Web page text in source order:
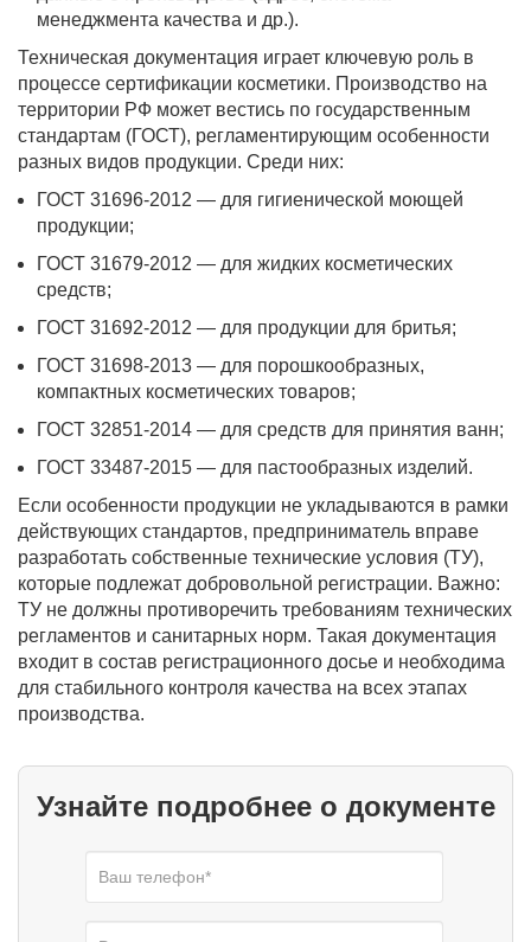
менеджмента качества и др.).
Техническая документация играет ключевую роль в
процессе сертификации косметики. Производство на
территории РФ может вестись по государственным
стандартам (ГОСТ), регламентирующим особенности
разных видов продукции. Среди них:
ГОСТ 31696-2012 — для гигиенической моющей
продукции;
ГОСТ 31679-2012 — для жидких косметических
средств;
ГОСТ 31692-2012 — для продукции для бритья;
ГОСТ 31698-2013 — для порошкообразных,
компактных косметических товаров;
ГОСТ 32851-2014 — для средств для принятия ванн;
ГОСТ 33487-2015 — для пастообразных изделий.
Если особенности продукции не укладываются в рамки
действующих стандартов, предприниматель вправе
разработать собственные технические условия (ТУ),
которые подлежат добровольной регистрации. Важно:
ТУ не должны противоречить требованиям технических
регламентов и санитарных норм. Такая документация
входит в состав регистрационного досье и необходима
для стабильного контроля качества на всех этапах
производства.
Узнайте подробнее о документе